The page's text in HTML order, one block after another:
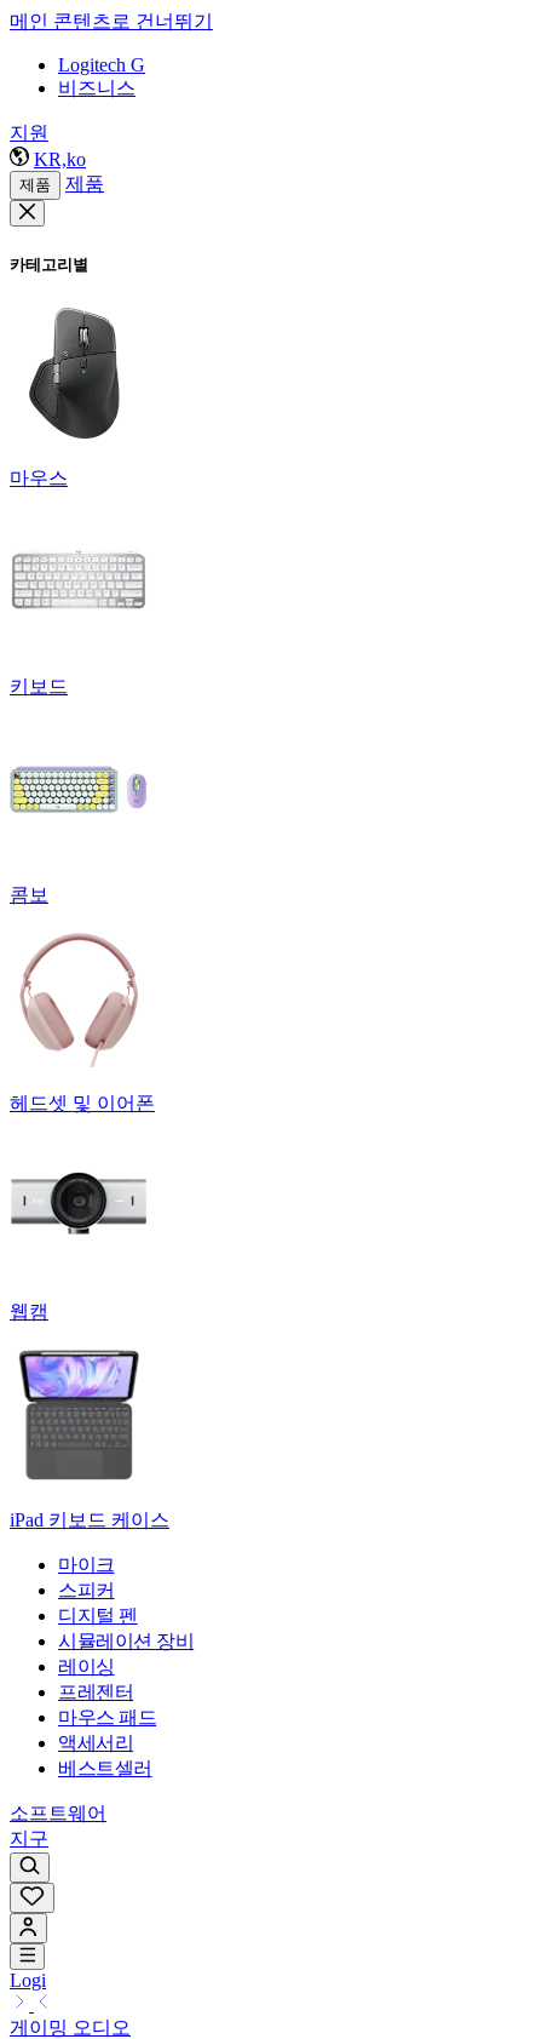
메인 콘텐츠로 건너뛰기
Logitech G
비즈니스
지원
KR,ko
제품 제품
카테고리별
마우스
키보드
콤보
헤드셋 및 이어폰
웹캠
iPad 키보드 케이스
마이크
스피커
디지털 펜
시뮬레이션 장비
레이싱
프레젠터
마우스 패드
액세서리
베스트셀러
소프트웨어
지구
Logi
게이밍 오디오